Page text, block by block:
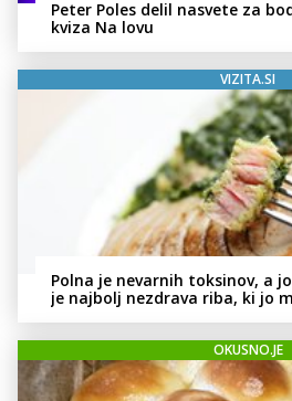
Peter Poles delil nasvete za
kviza Na lovu
VIZITA.SI
Polna je nevarnih toksinov, a
je najbolj nezdrava riba, ki jo
OKUSNO.JE